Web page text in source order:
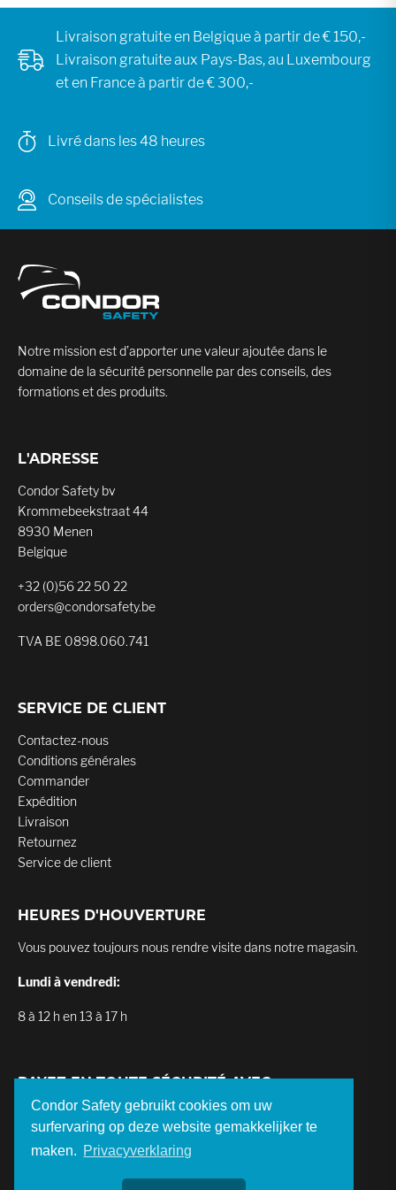
Condor Safety gebruikt cookies om uw
surfervaring op deze website gemakkelijker te
maken. Privacyverklaring
Livraison gratuite en Belgique à partir de € 150,-
Livraison gratuite aux Pays-Bas, au Luxembourg
et en France à partir de € 300,-
Livré dans les 48 heures
Conseils de spécialistes
Notre mission est d’apporter une valeur ajoutée dans le
domaine de la sécurité personnelle par des conseils, des
formations et des produits.
L'ADRESSE
Condor Safety bv
Krommebeekstraat 44
8930 Menen
Belgique
+32 (0)56 22 50 22
orders@condorsafety.be
TVA BE 0898.060.741
SERVICE DE CLIENT
Contactez-nous
Conditions générales
Commander
Expédition
Livraison
Retournez
Service de client
HEURES D'HOUVERTURE
Vous pouvez toujours nous rendre visite dans notre magasin.
Lundi à vendredi:
8 à 12 h en 13 à 17 h
PAYEZ EN TOUTE SÉCURITÉ AVEC